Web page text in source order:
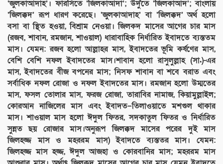
‘জুলকাআদাহ’। ফারসিতে ‘জিলকাআদা’; উর্দুতে ‘জিলকাআদ’; বাংলায়
‘জিলক্কদ’ রূপ ধারণ করেছে। ‘জুলকাআদাহ’ বা ‘জিলক্কদ’ অর্থ হলো
বসা বা স্থিত হওয়া, বিশ্রাম নেওয়া। জিলকদ মাসের আগের চার মাস
(রজব, শাবান, রমজান, শাওয়াল) ধারাবাহিক নির্ধারিত ইবাদতে ব্যস্ততম
মাস। যেমন: রজব হলো আল্লাহর মাস, ইবাদতের ভূমি কর্ষণের মাস,
বেশি বেশি নফল ইবাদতের মাস।শাবান হলো রাসুলুল্লাহ (সা.)-এর
মাস, ইবাদতের বীজ বপনের মাস; নিসফ শাবান বা শবে বরাত এবং
সর্বাধিক নফল রোজা ও নফল ইবাদতের মাস। রমজান হলো উম্মতের
মাস, ফসল তোলার মাস, ফরজ রোজা, তারাবির নামাজ, কিয়ামুল্লাইল;
কোরআন নাজিলের মাস এবং ইবাদত–তিলাওয়াতে মশগুল থাকার
মাস। শাওয়াল মাস হলো ঈদুল ফিতর, সদকাতুল ফিতর ও নির্ধারিত
সুন্নত ছয় রোজার মাস।অনুরূপ জিলক্কদ মাসের পরের দুই মাস
জিলহজ্জ মাস ও মহররম মাস) ইবাদতে ব্যস্ততর মাস। যেমন:
জিলহজ্জ মাস হজ্জ, ঈদুল আজহা ও কোরবানির মাস; মহররম মাস